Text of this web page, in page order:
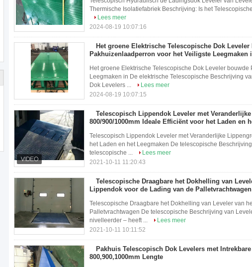
Thermische Isolatiefabriek Beschrijving: Is het
Lees meer
2024-08-19 10:07:16
Het groene Elektrische Telescopische Dok Leveler
Pakhuizenlaadperron voor het Veiligste Leegmaken
Het groene Elektrische Telescopische Dok Leveler
Leegmaken in De elektrische Telescopische Beschrijving
Dok Levelers ...
Lees meer
2024-08-19 10:07:15
Telescopisch Lippendok Leveler met
800/900/1000mm Ideale Efficiënt voor het Laden en
Telescopisch Lippendok Leveler met Veranderlijke
het Laden en het Leegmaken De telescopische
telescopische ...
Lees meer
2021-10-11 11:20:43
Telescopische Draagbare het Dokhelling van
Lippendok voor de Lading van de Palletvrachtwagen
Telescopische Draagbare het Dokhelling van Leveler van
Palletvrachtwagen De telescopische Beschrijving van
nivelleerder – heeft ...
Lees meer
2021-10-11 10:11:52
Pakhuis Telescopisch Dok Levelers met
800,900,1000mm Lengte